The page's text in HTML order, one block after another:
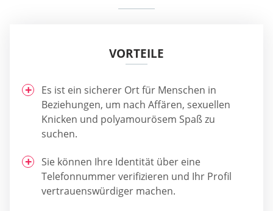
VORTEILE
Es ist ein sicherer Ort für Menschen in
Beziehungen, um nach Affären, sexuellen
Knicken und polyamourösem Spaß zu
suchen.
Sie können Ihre Identität über eine
Telefonnummer verifizieren und Ihr Profil
vertrauenswürdiger machen.